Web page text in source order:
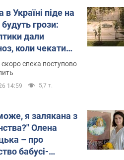
в Україні піде на
грози:
дали
коли чекати
погоди
скоро спека поступово
14:59 5,7 т.
я залякана з
Олена
– про
бабусі-